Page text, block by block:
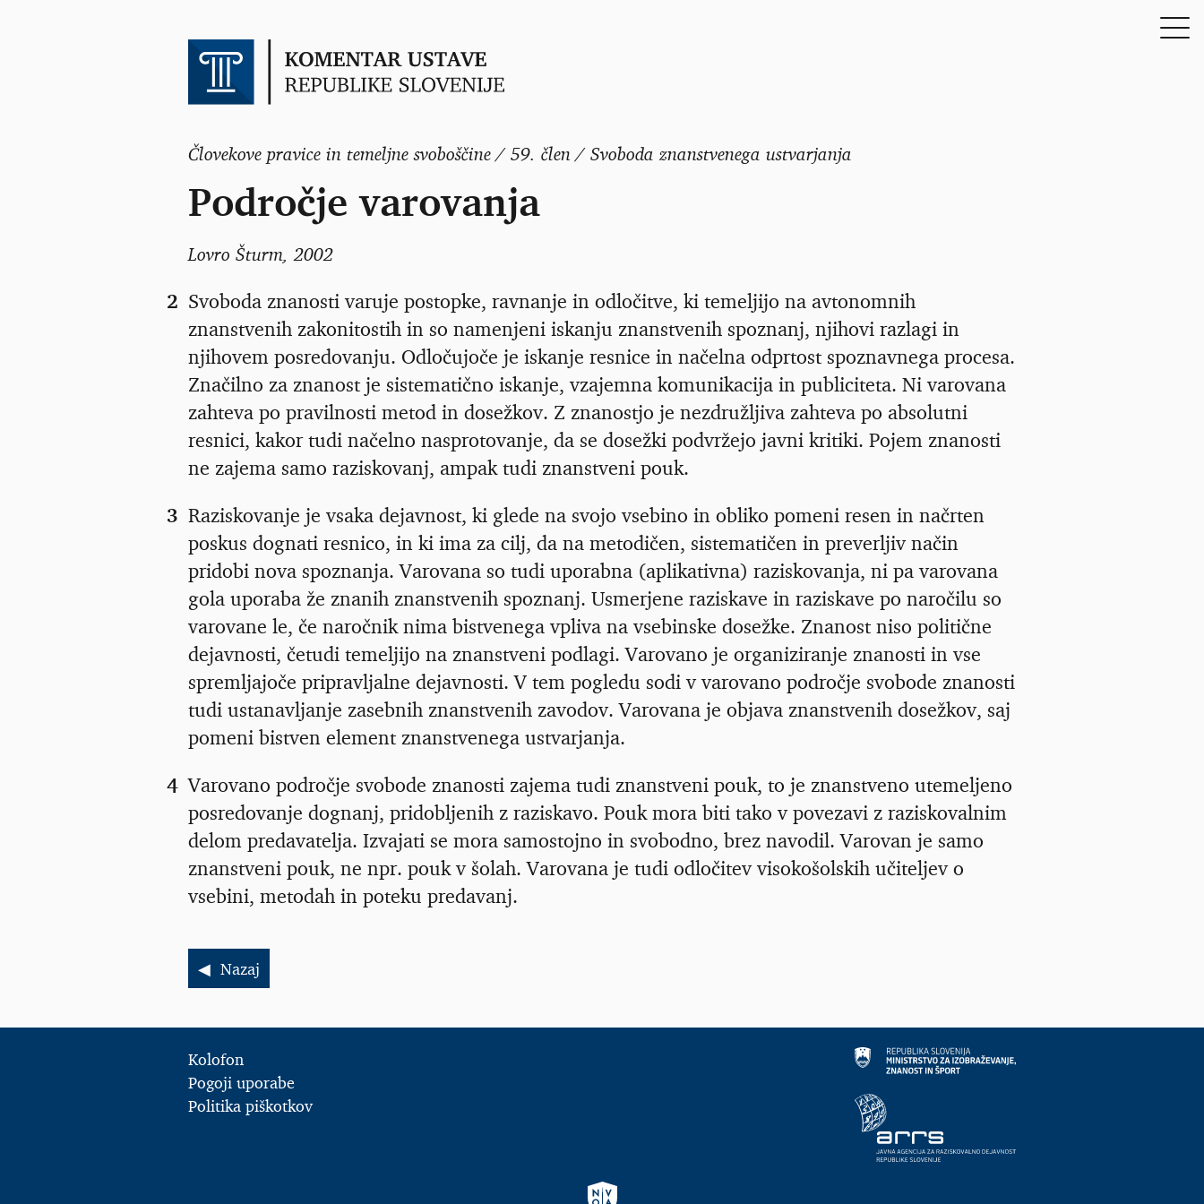
Človekove pravice in temeljne svoboščine / 59. člen / Svoboda znanstvenega ustvarjanja
Področje varovanja
Lovro Šturm, 2002
2 Svoboda znanosti varuje postopke, ravnanje in odločitve, ki temeljijo na avtonomnih
znanstvenih zakonitostih in so namenjeni iskanju znanstvenih spoznanj, njihovi razlagi in
njihovem posredovanju. Odločujoče je iskanje resnice in načelna odprtost spoznavnega procesa.
Značilno za znanost je sistematično iskanje, vzajemna komunikacija in publiciteta. Ni varovana
zahteva po pravilnosti metod in dosežkov. Z znanostjo je nezdružljiva zahteva po absolutni
resnici, kakor tudi načelno nasprotovanje, da se dosežki podvržejo javni kritiki. Pojem znanosti
ne zajema samo raziskovanj, ampak tudi znanstveni pouk.
3 Raziskovanje je vsaka dejavnost, ki glede na svojo vsebino in obliko pomeni resen in načrten
poskus dognati resnico, in ki ima za cilj, da na metodičen, sistematičen in preverljiv način
pridobi nova spoznanja. Varovana so tudi uporabna (aplikativna) raziskovanja, ni pa varovana
gola uporaba že znanih znanstvenih spoznanj. Usmerjene raziskave in raziskave po naročilu so
varovane le, če naročnik nima bistvenega vpliva na vsebinske dosežke. Znanost niso politične
dejavnosti, četudi temeljijo na znanstveni podlagi. Varovano je organiziranje znanosti in vse
spremljajoče pripravljalne dejavnosti. V tem pogledu sodi v varovano področje svobode znanosti
tudi ustanavljanje zasebnih znanstvenih zavodov. Varovana je objava znanstvenih dosežkov, saj
pomeni bistven element znanstvenega ustvarjanja.
4 Varovano področje svobode znanosti zajema tudi znanstveni pouk, to je znanstveno utemeljeno
posredovanje dognanj, pridobljenih z raziskavo. Pouk mora biti tako v povezavi z raziskovalnim
delom predavatelja. Izvajati se mora samostojno in svobodno, brez navodil. Varovan je samo
znanstveni pouk, ne npr. pouk v šolah. Varovana je tudi odločitev visokošolskih učiteljev o
vsebini, metodah in poteku predavanj.
Nazaj
Kolofon
Pogoji uporabe
Politika piškotkov